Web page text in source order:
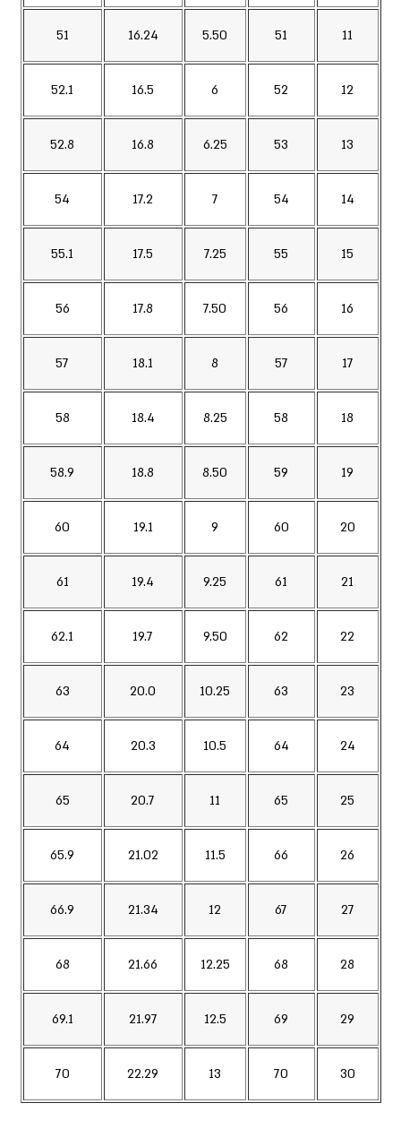
11
51
5.50
16.24
51
12
52
6
16.5
52.1
13
53
6.25
16.8
52.8
14
54
7
17.2
54
15
55
7.25
17.5
55.1
16
56
7.50
17.8
56
17
57
8
18.1
57
18
58
8.25
18.4
58
19
59
8.50
18.8
58.9
20
60
9
19.1
60
21
61
9.25
19.4
61
22
62
9.50
19.7
62.1
23
63
10.25
20.0
63
24
64
10.5
20.3
64
25
65
11
20.7
65
26
66
11.5
21.02
65.9
27
67
12
21.34
66.9
28
68
12.25
21.66
68
29
69
12.5
21.97
69.1
30
70
13
22.29
70